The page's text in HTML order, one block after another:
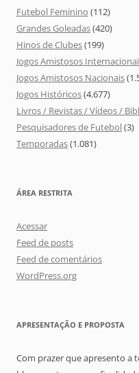
Futebol Feminino (112)
Grandes Goleadas(420)
Hinos de Clubes(199)
Jogos Amistosos
Jogos Amistosos Nacionais
Jogos Históricos(4.677)
Livros / Revistas / Vídeos /
Pesquisadores de Futebol(3)
Temporadas(1.081)
ÁREA RESTRITA
Acessar
Feed de posts
Feed de comentários
WordPress.org
APRESENTAÇÃO E PROPOSTA
Com prazer que apresento a